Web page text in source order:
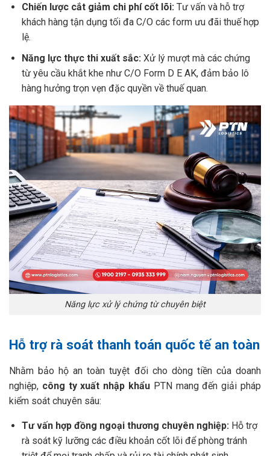
Chiến lược cắt giảm chi phí cốt lõi:Tư vấn và hỗ trợ
khách hàng tận dụng tối đa C/O các form ưu đãi thuế hợp
lệ.
Năng lực thực thi xuất sắc: Xử lý mượt mà các chứng
từ yêu cầu khắt khe như C/O Form D E AK, đảm bảo lô
hàng hưởng trọn vẹn đặc quyền về thuế quan.
Năng lực xử lý chứng từ chuyên biệt
Hỗ trợ rà soát thanh toán quốc tế an toàn
Nhằm bảo hộ an toàn tuyệt đối cho dòng tiền của doanh
nghiệp, công ty xuất nhập khẩu PTN mang đến giải pháp
kiểm soát chuyên sâu:
Tư vấn hợp đồng ngoại thương chuyên nghiệp:Hỗ trợ
rà soát kỹ lưỡng các điều khoản cốt lõi để phòng tránh